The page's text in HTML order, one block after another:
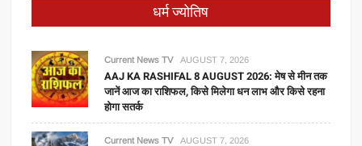
धर्म ज्योतिष
Current News TV AUGUST 7, 2026
AAJ KA RASHIFAL 8 AUGUST 2026: मेष से मीन तक
जानें आज का राशिफल, किसे मिलेगा धन लाभ और किसे रहना
होगा सतर्क
Current News TV AUGUST 7, 2026